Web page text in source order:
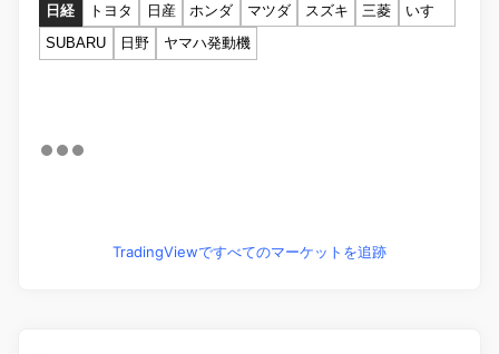
日経 トヨタ 日産 ホンダ マツダ スズキ 三菱
いすゞ
SUBARU
日野 ヤマハ発動機
TradingViewですべてのマーケットを追跡